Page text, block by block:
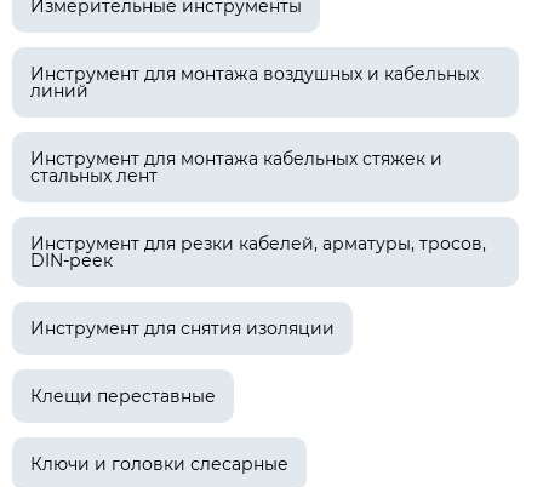
Измерительные инструменты
Инструмент для монтажа воздушных и кабельных
линий
Инструмент для монтажа кабельных стяжек и
стальных лент
Инструмент для резки кабелей, арматуры, тросов,
DIN-реек
Инструмент для снятия изоляции
Клещи переставные
Ключи и головки слесарные